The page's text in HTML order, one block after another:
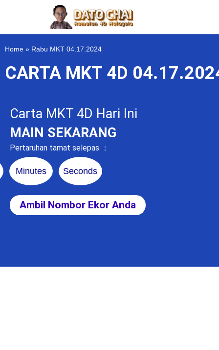
Home » Rabu MKT 04.17.2024
CARTA MKT 4D
Carta MKT 4D Hari Ini
MAIN SEKARANG
Pertaruhan tamat selepas ：
Minutes Seconds
Ambil Nombor Ekor Anda